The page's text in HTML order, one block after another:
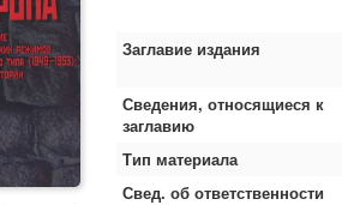
Заглавие издания
Сведения, относящиеся к
заглавию
Тип материала
Свед. об ответственности